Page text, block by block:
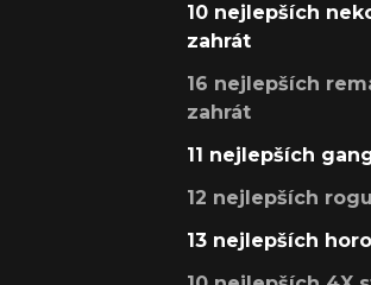
10 nejlepších
zahrát
16 nejlepších
zahrát
11 nejlepších
12 nejlepších
13 nejlepších